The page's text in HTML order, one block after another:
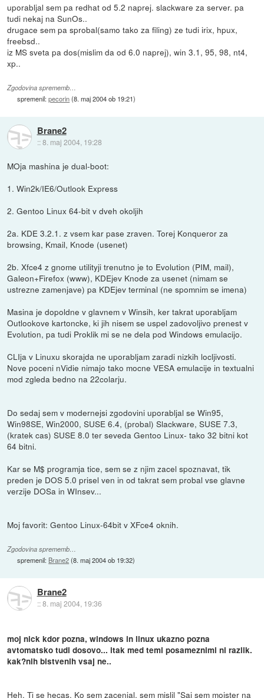
uporabljal sem pa redhat od 5.2 naprej. slackware za server. pa
tudi nekaj na SunOs..
drugace sem pa sprobal(samo tako za filing) ze tudi irix, hpux,
freebsd..
iz MS sveta pa dos(mislim da od 6.0 naprej), win 3.1, 95, 98, nt4,
xp..
Zgodovina sprememb…
spremenil:pecorin(8. maj 2004 ob 19:21)
Brane2
::8. maj 2004, 19:28
MOja mashina je dual-boot:
1. Win2k/IE6/Outlook Express
2. Gentoo Linux 64-bit v dveh okoljih
2a. KDE 3.2.1. z vsem kar pase zraven. Torej Konqueror za
browsing, Kmail, Knode (usenet)
2b. Xfce4 z gnome utilityji trenutno je to Evolution (PIM, mail),
Galeon+Firefox (www), KDEjev Knode za usenet (nimam se
ustrezne zamenjave) pa KDEjev terminal (ne spomnim se imena)
Masina je dopoldne v glavnem v Winsih, ker takrat uporabljam
Outlookove kartoncke, ki jih nisem se uspel zadovoljivo prenest v
Evolution, pa tudi Proklik mi se ne dela pod Windows emulacijo.
CLIja v Linuxu skorajda ne uporabljam zaradi nizkih locljivosti.
Nove poceni nVidie nimajo tako mocne VESA emulacije in textualni
mod zgleda bedno na 22colarju.
Do sedaj sem v modernejsi zgodovini uporabljal se Win95,
Win98SE, Win2000, SUSE 6.4, (probal) Slackware, SUSE 7.3,
(kratek cas) SUSE 8.0 ter seveda Gentoo Linux- tako 32 bitni kot
64 bitni.
Kar se M$ programja tice, sem se z njim zacel spoznavat, tik
preden je DOS 5.0 prisel ven in od takrat sem probal vse glavne
verzije DOSa in WInsev...
Moj favorit: Gentoo Linux-64bit v XFce4 oknih.
Zgodovina sprememb…
spremenil: Brane2(8. maj 2004 ob 19:32)
Brane2
::8. maj 2004, 19:36
moj nick kdor pozna, windows in linux ukazno pozna
avtomatsko tudi dosovo... itak med temi posameznimi ni razlik.
kak?nih bistvenih vsaj ne..
Heh. Ti se hecas. Ko sem zacenjal, sem mislil "Saj sem mojster na